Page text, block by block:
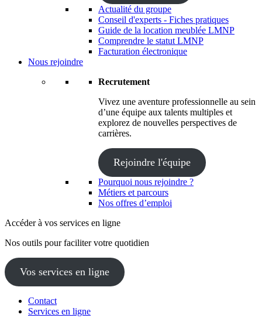
Actualité du groupe
Conseil d'experts - Fiches pratiques
Guide de la location meublée LMNP
Comprendre le statut LMNP
Facturation électronique
Nous rejoindre
Recrutement
Vivez une aventure professionnelle au sein
d’une équipe aux talents multiples et
explorez de nouvelles perspectives de
carrières.
Rejoindre l'équipe
Pourquoi nous rejoindre ?
Métiers et parcours
Nos offres d’emploi
Accéder à vos services en ligne
Nos outils pour faciliter votre quotidien
Vos services en ligne
Contact
Services en ligne